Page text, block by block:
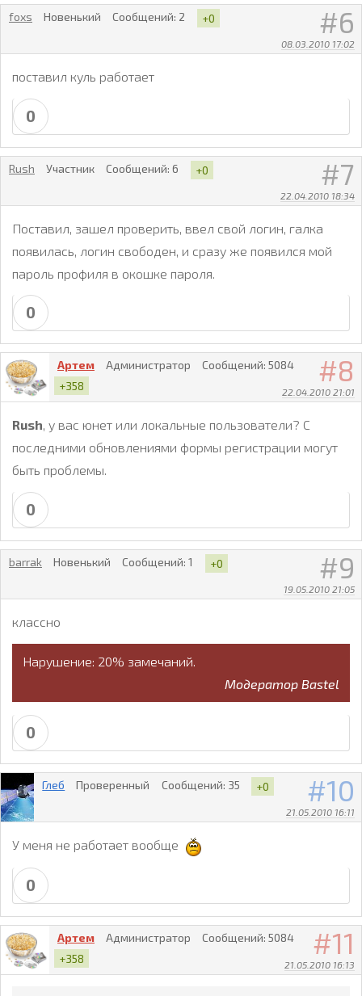
6
08.03.2010 17:02
foxs Новенький Сообщений: 2 +0
поставил куль работает
0
7
22.04.2010 18:34
Rush Участник Сообщений: 6 +0
Поставил, зашел проверить, ввел свой логин, галка
появилась, логин свободен, и сразу же появился мой
пароль профиля в окошке пароля.
0
8
22.04.2010 21:01
Артем Администратор Сообщений: 5084
+358
Rush, у вас юнет или локальные пользователи? С
последними обновлениями формы регистрации могут
быть проблемы.
0
9
19.05.2010 21:05
barrak Новенький Сообщений: 1 +0
классно
Нарушение: 20% замечаний.
Модератор Bastel
0
10
21.05.2010 16:11
Глеб Проверенный Сообщений: 35 +0
У меня не работает вообще
0
11
21.05.2010 16:13
Артем Администратор Сообщений: 5084
+358